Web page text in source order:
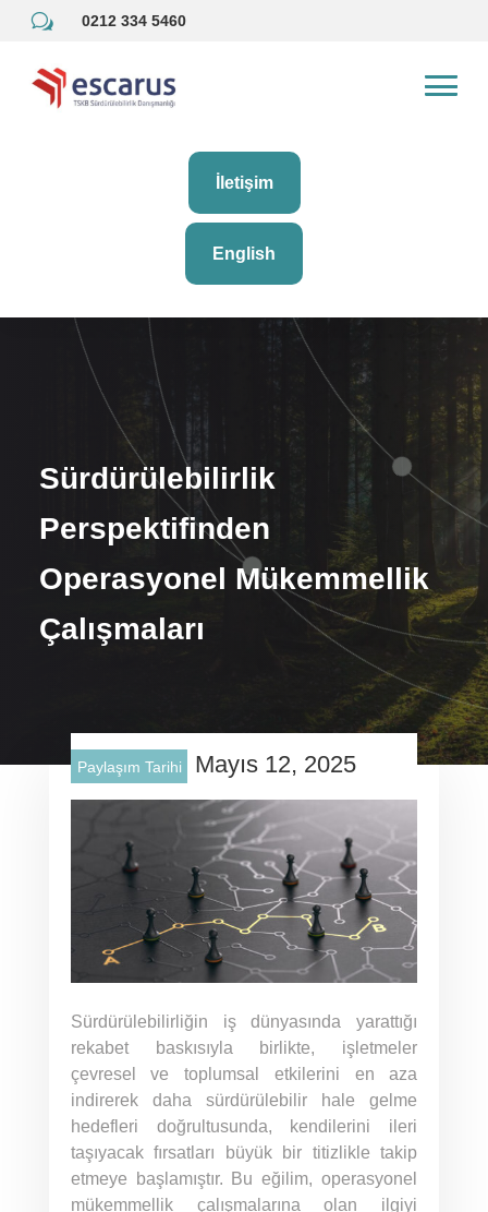
w 0212 334 5460
İletişim
English
Sürdürülebilirlik
Perspektifinden
Operasyonel Mükemmellik
Çalışmaları
Paylaşım Tarihi Mayıs 12, 2025
Sürdürülebilirliğin iş dünyasında yarattığı
rekabet baskısıyla birlikte, işletmeler
çevresel ve toplumsal etkilerini en aza
indirerek daha sürdürülebilir hale gelme
hedefleri doğrultusunda, kendilerini ileri
taşıyacak fırsatları büyük bir titizlikle takip
etmeye başlamıştır. Bu eğilim, operasyonel
mükemmellik çalışmalarına olan ilgiyi